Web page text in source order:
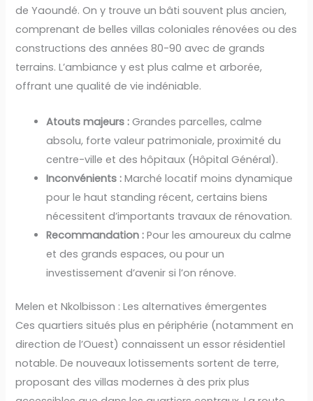
de Yaoundé. On y trouve un bâti souvent plus ancien,
comprenant de belles villas coloniales rénovées ou des
constructions des années 80-90 avec de grands
terrains. L’ambiance y est plus calme et arborée,
offrant une qualité de vie indéniable.
Atouts majeurs : Grandes parcelles, calme
absolu, forte valeur patrimoniale, proximité du
centre-ville et des hôpitaux (Hôpital Général).
Inconvénients : Marché locatif moins dynamique
pour le haut standing récent, certains biens
nécessitent d’importants travaux de rénovation.
Recommandation : Pour les amoureux du calme
et des grands espaces, ou pour un
investissement d’avenir si l’on rénove.
Melen et Nkolbisson : Les alternatives émergentes
Ces quartiers situés plus en périphérie (notamment en
direction de l’Ouest) connaissent un essor résidentiel
notable. De nouveaux lotissements sortent de terre,
proposant des villas modernes à des prix plus